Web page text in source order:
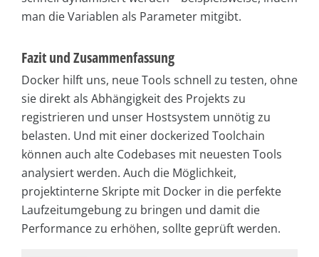
man die Variablen als Parameter mitgibt.
Fazit und Zusammenfassung
Docker hilft uns, neue Tools schnell zu testen, ohne
sie direkt als Abhängigkeit des Projekts zu
registrieren und unser Hostsystem unnötig zu
belasten. Und mit einer dockerized Toolchain
können auch alte Codebases mit neuesten Tools
analysiert werden. Auch die Möglichkeit,
projektinterne Skripte mit Docker in die perfekte
Laufzeitumgebung zu bringen und damit die
Performance zu erhöhen, sollte geprüft werden.